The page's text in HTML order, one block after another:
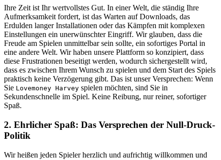
Ihre Zeit ist Ihr wertvollstes Gut. In einer Welt, die ständig Ihre
Aufmerksamkeit fordert, ist das Warten auf Downloads, das
Erdulden langer Installationen oder das Kämpfen mit komplexen
Einstellungen ein unerwünschter Eingriff. Wir glauben, dass die
Freude am Spielen unmittelbar sein sollte, ein sofortiges Portal in
eine andere Welt. Wir haben unsere Plattform so konzipiert, dass
diese Frustrationen beseitigt werden, wodurch sichergestellt wird,
dass es zwischen Ihrem Wunsch zu spielen und dem Start des Spiels
praktisch keine Verzögerung gibt. Das ist unser Versprechen: Wenn
Sie Lovemoney Harvey spielen möchten, sind Sie in
Sekundenschnelle im Spiel. Keine Reibung, nur reiner, sofortiger
Spaß.
2. Ehrlicher Spaß: Das Versprechen der Null-Druck-
Politik
Wir heißen jeden Spieler herzlich und aufrichtig willkommen und